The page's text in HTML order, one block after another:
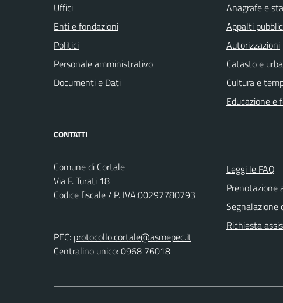
Uffici
Enti e fondazioni
Politici
Personale amministrativo
Documenti e Dati
Anagrafe e
Appalti
Autorizzazioni
Catasto e
Cultura e
Educazione e
CONTATTI
Comune di Cortale
Via F. Turati 18
Codice fiscale / P. IVA:00297780793
PEC: protocollo.cortale@asmepec.it
Centralino unico: 0968 76018
Leggi le FAQ
Prenotazione
Segnalazione
Richiesta